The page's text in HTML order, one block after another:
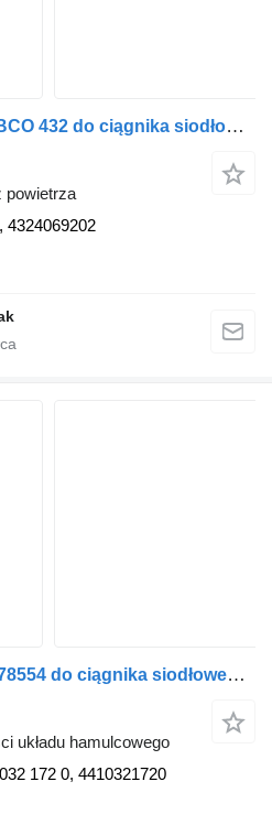
Osuszacz powietrza WABCO 432 do ciągnika siodłowego Mercedes-Benz DAF, MAN, VOLVO, SCANIA, IVECO, RENAULT
powietrza
4324069202
Czujnik ABS WABCO 1778554 do ciągnika siodłowego DAF
układu hamulcowego
172 0, 4410321720